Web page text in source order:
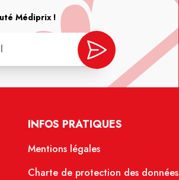
Médiprix !
INFOS PRATIQUES
Mentions légales
Charte de protection des données